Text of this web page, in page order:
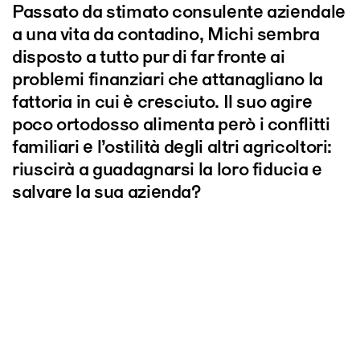
Passato da stimato consulente aziendale
a una vita da contadino, Michi sembra
disposto a tutto pur di far fronte ai
problemi finanziari che attanagliano la
fattoria in cui è cresciuto. Il suo agire
poco ortodosso alimenta però i conflitti
familiari e l’ostilità degli altri agricoltori:
riuscirà a guadagnarsi la loro fiducia e
salvare la sua azienda?